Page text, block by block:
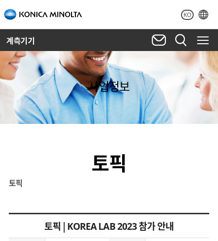
KO
계측기기
사업정보
토픽
토픽
토픽 | KOREA LAB 2023 참가 안내